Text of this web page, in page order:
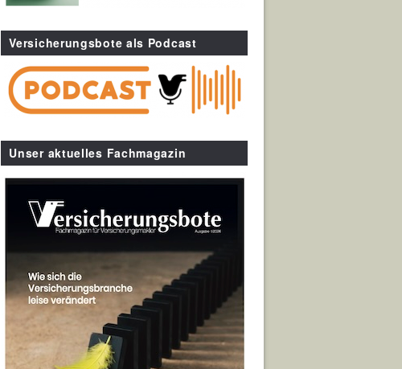
Versicherungsbote als Podcast
Unser aktuelles Fachmagazin